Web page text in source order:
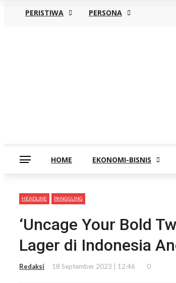
HOME EKONOMI-BISNIS
PERISTIWA PERSONA
HEADLINE PANGGUNG
‘Uncage Your Bold
Lager di Indonesia
Redaksi 18 September 2023 | 12:46 0